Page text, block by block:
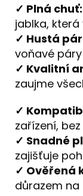
✓ Plná chuť:
jablka,
✓ Hustá
voňavé páry
✓ Kvalitní
zaujme
✓
zařízení,
✓ Snadné
zajišťuje
✓ Ověřená
důrazem